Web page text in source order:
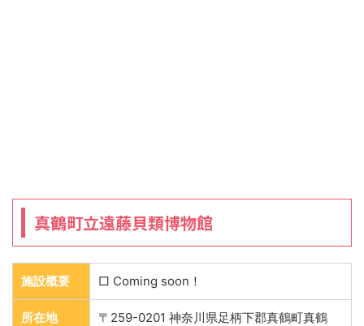
真鶴町立遠藤貝類博物館
施設概要 □ Coming soon！
所在地
〒259-0201 神奈川県足柄下郡真鶴町真鶴